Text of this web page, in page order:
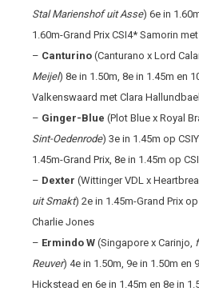
Stal Marienshof uit Asse) 6e in
1.60m-Grand Prix CSI4* Samorin
– Canturino (Canturano x Lord
Meijel) 8e in 1.50m, 8e in 1.45m en
Valkenswaard met Clara
– Ginger-Blue (Plot Blue x Royal
Sint-Oedenrode) 3e in 1.45m op
1.45m-Grand Prix, 8e in 1.45m op
– Dexter (Wittinger VDL x
uit Smakt) 2e in 1.45m-Grand Prix
Charlie Jones
– Ermindo W (Singapore x Carinjo,
Reuver) 4e in 1.50m, 9e in 1.50m en 9
Hickstead en 6e in 1.45m en 8e in